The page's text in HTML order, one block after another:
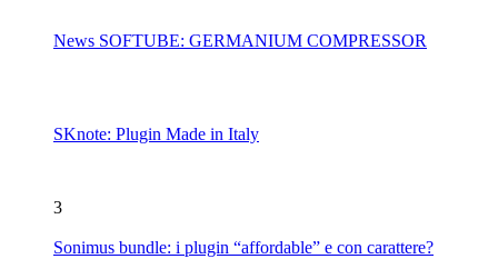
News SOFTUBE: GERMANIUM COMPRESSOR
SKnote: Plugin Made in Italy
3
Sonimus bundle: i plugin “affordable” e con carattere?